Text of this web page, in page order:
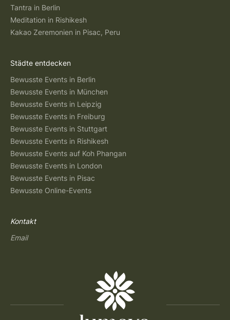
Tantra in Berlin
Meditation in Rishikesh
Kakao Zeremonien in Pisac, Peru
Städte entdecken
Bewusste Events in Berlin
Bewusste Events in München
Bewusste Events in Leipzig
Bewusste Events in Freiburg
Bewusste Events in Stuttgart
Bewusste Events in Rishikesh
Bewusste Events auf Koh Phangan
Bewusste Events in London
Bewusste Events in Pisac
Bewusste Online-Events
Kontakt
Email